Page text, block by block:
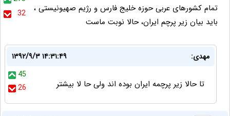
32
تمام كشورهاى عربى حوزه خليج فارس و رژيم صهيونيستى ،
بايد بيان زير پرچم ايران، حالا نوبت ماست
مهدی:
۱۳۹۲/۹/۳ ۱۴:۳۱:۴۹
45
26
تا حالا زیر پرچمه ایران بوده اند ولی حا لا بیشتر